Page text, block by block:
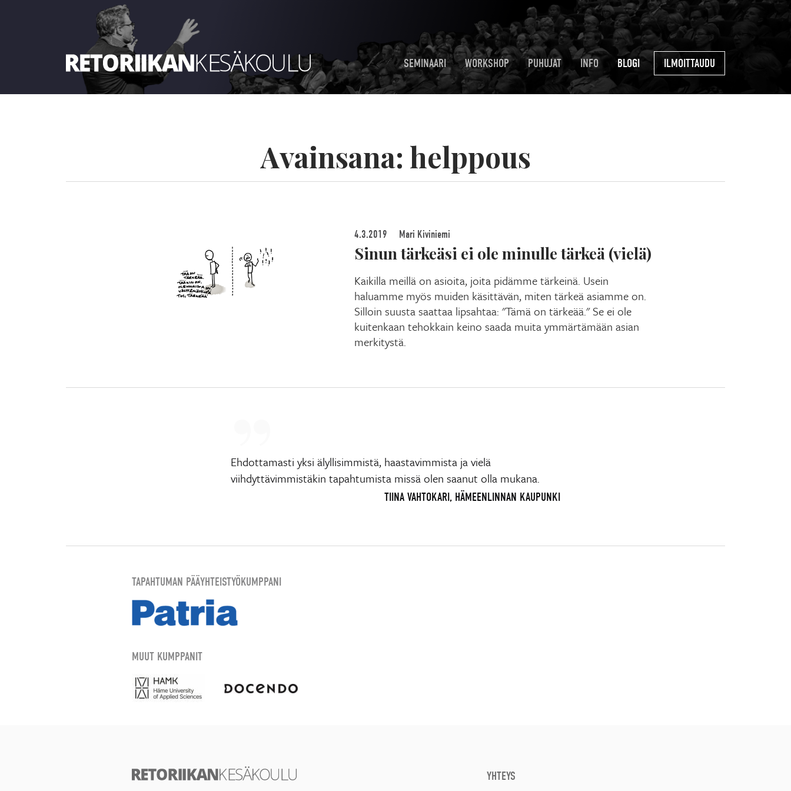
SEMINAARI WORKSHOP PUHUJAT INFO BLOGI ILMOITTAUDU
Avainsana: helppous
4.3.2019 Mari Kiviniemi
Sinun tärkeäsi ei ole minulle tärkeä (vielä)
Kaikilla meillä on asioita, joita pidämme tärkeinä. Usein
haluamme myös muiden käsittävän, miten tärkeä asiamme on.
Silloin suusta saattaa lipsahtaa: "Tämä on tärkeää." Se ei ole
kuitenkaan tehokkain keino saada muita ymmärtämään asian
merkitystä.
Ehdottamasti yksi älyllisimmistä, haastavimmista ja vielä
viihdyttävimmistäkin tapahtumista missä olen saanut olla mukana.
TIINA VAHTOKARI, HÄMEENLINNAN KAUPUNKI
TAPAHTUMAN PÄÄYHTEISTYÖKUMPPANI
MUUT KUMPPANIT
YHTEYS